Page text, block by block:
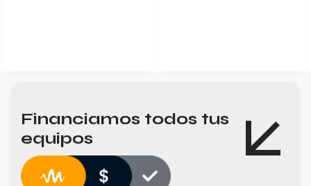
Financiamos todos tus
equipos